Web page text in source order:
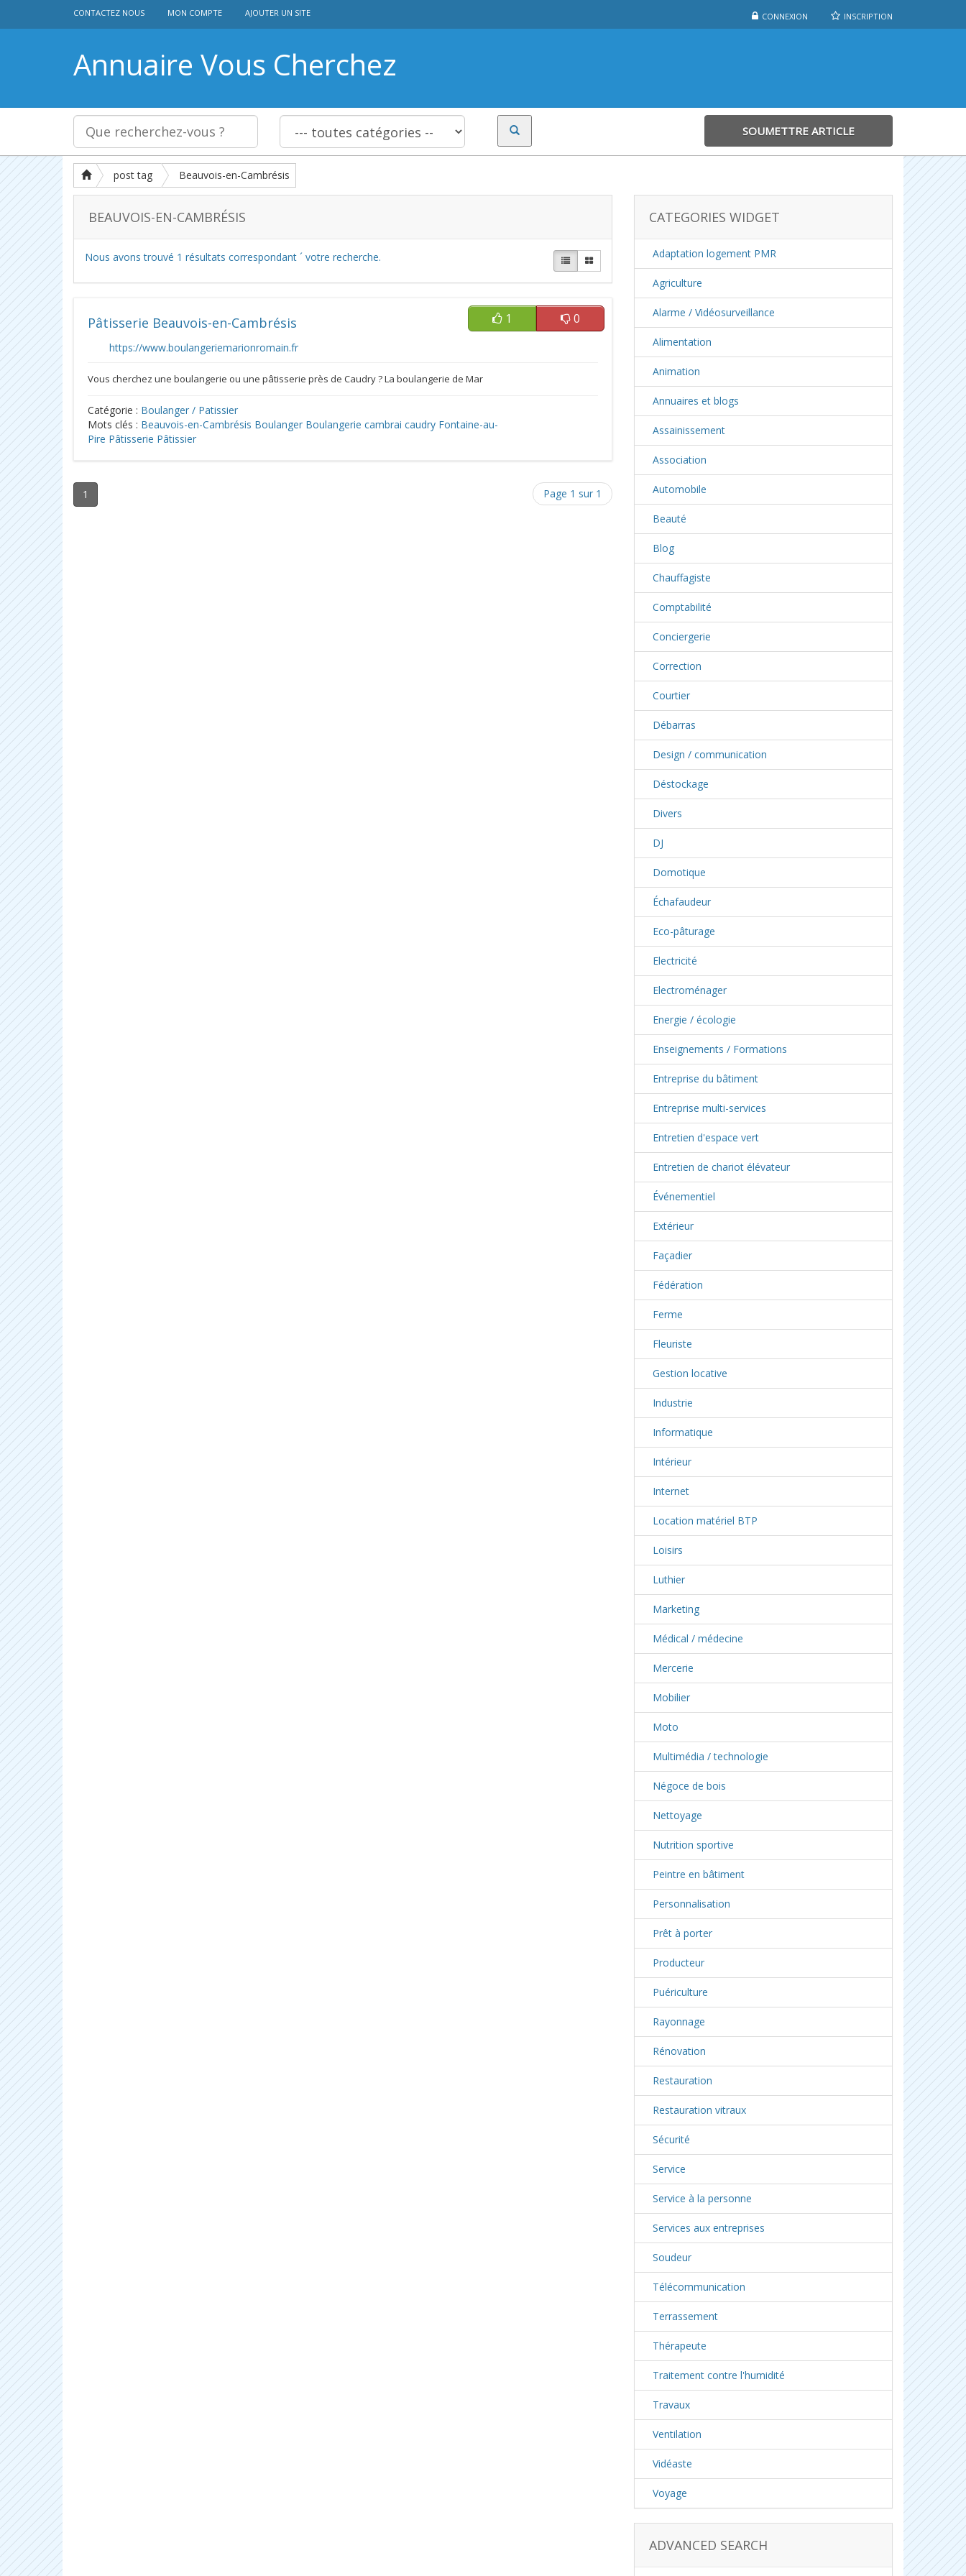
CONNEXION INSCRIPTION
CONTACTEZ NOUS MON COMPTE AJOUTER UN SITE
Annuaire Vous Cherchez
SOUMETTRE ARTICLE
post tag Beauvois-en-Cambrésis
BEAUVOIS-EN-CAMBRÉSIS
Nous avons trouvé 1 résultats correspondant ´ votre recherche.
1 0
Pâtisserie Beauvois-en-Cambrésis
https://www.boulangeriemarionromain.fr
Vous cherchez une boulangerie ou une pâtisserie près de Caudry ? La boulangerie de Mar
Catégorie : Boulanger / Patissier
Mots clés : Beauvois-en-Cambrésis Boulanger Boulangerie cambrai caudry Fontaine-au-
Pire Pâtisserie Pâtissier
1 Page 1 sur 1
CATEGORIES WIDGET
Adaptation logement PMR
Agriculture
Alarme / Vidéosurveillance
Alimentation
Animation
Annuaires et blogs
Assainissement
Association
Automobile
Beauté
Blog
Chauffagiste
Comptabilité
Conciergerie
Correction
Courtier
Débarras
Design / communication
Déstockage
Divers
DJ
Domotique
Échafaudeur
Eco-pâturage
Electricité
Electroménager
Energie / écologie
Enseignements / Formations
Entreprise du bâtiment
Entreprise multi-services
Entretien d'espace vert
Entretien de chariot élévateur
Événementiel
Extérieur
Façadier
Fédération
Ferme
Fleuriste
Gestion locative
Industrie
Informatique
Intérieur
Internet
Location matériel BTP
Loisirs
Luthier
Marketing
Médical / médecine
Mercerie
Mobilier
Moto
Multimédia / technologie
Négoce de bois
Nettoyage
Nutrition sportive
Peintre en bâtiment
Personnalisation
Prêt à porter
Producteur
Puériculture
Rayonnage
Rénovation
Restauration
Restauration vitraux
Sécurité
Service
Service à la personne
Services aux entreprises
Soudeur
Télécommunication
Terrassement
Thérapeute
Traitement contre l'humidité
Travaux
Ventilation
Vidéaste
Voyage
ADVANCED SEARCH